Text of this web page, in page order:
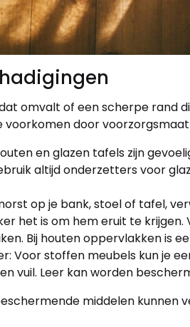
omvalt of een scherpe rand
door
en glazen tafels zijn
altijd onderzetters voor
op je bank, stoel of tafel,
het is om hem eruit te
Bij houten oppervlakken is
Voor stoffen meubels kun je
vuil. Leer kan worden
middelen kunnen